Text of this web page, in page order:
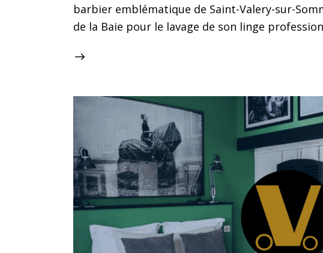
barbier emblématique de Saint-Valery-sur-
de la Baie pour le lavage de son linge